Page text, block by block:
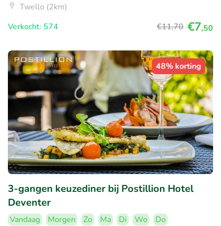
Twello (2km)
Verkocht: 574
€11,70 €7,50
48% korting
3-gangen keuzediner bij Postillion Hotel
Deventer
Vandaag Morgen Zo Ma Di Wo
Do